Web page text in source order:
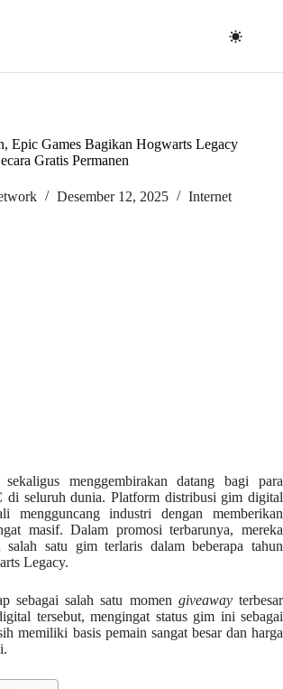
Epic Games Bagikan Hogwarts Legacy
Gratis Permanen
Desember 12, 2025 Internet
menggembirakan datang bagi para
di seluruh dunia. Platform distribusi gim digital
mengguncang industri dengan memberikan
masif. Dalam promosi terbarunya, mereka
salah satu gim terlaris dalam beberapa tahun
Legacy.
sebagai salah satu momen giveawayterbesar
tersebut, mengingat status gim ini sebagai
memiliki basis pemain sangat besar dan harga